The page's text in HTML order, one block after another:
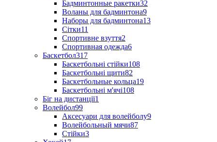
Бадминтонные ракетки32
Воланы для бадминтона9
Наборы для бадминтона13
Сітки11
Спортивне взуття2
Спортивная одежда6
Баскетбол317
Баскетбольні стійки108
Баскетбольні щити82
Баскетбольные кольца19
Баскетбольні м'ячі108
Біг на дистанції1
Волейбол99
Аксесуари для волейболу9
Волейбольный мячи87
Стійки3